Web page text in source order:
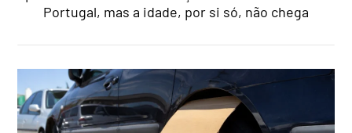
Portugal, mas a idade, por si só, não chega